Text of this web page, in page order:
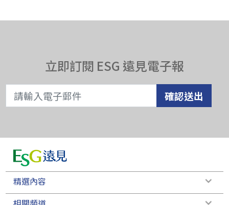
立即訂閱 ESG 遠見電子報
確認送出
精選內容